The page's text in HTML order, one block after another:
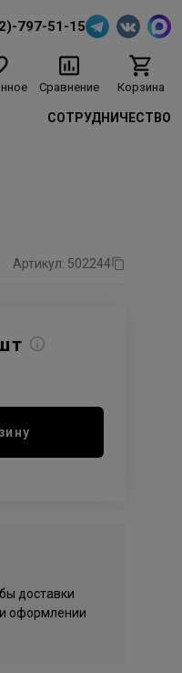
797-51-15
Сравнение Корзина
СОТРУДНИЧЕСТВО
Артикул: 502244
доставки
оформлении